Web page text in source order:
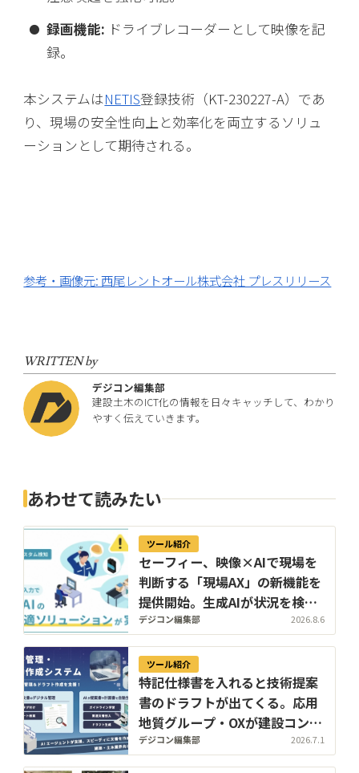
録画機能: ドライブレコーダーとして映像を記
録。
本システムはNETIS登録技術（KT-230227-A）であ
り、現場の安全性向上と効率化を両立するソリュ
ーションとして期待される。
参考・画像元: 西尾レントオール株式会社 プレスリリース
WRITTEN by
デジコン編集部
建設土木のICT化の情報を日々キャッチして、わかり
やすく伝えていきます。
あわせて読みたい
ツール紹介
セーフィー、映像×AIで現場を
判断する「現場AX」の新機能を
提供開始。生成AIが状況を検知
し、過去映像もテキストで検索
デジコン編集部 2026.8.6
ツール紹介
特記仕様書を入れると技術提案
書のドラフトが出てくる。応用
地質グループ・OXが建設コンサ
ル向けAI文書管理・作成支援機
能を提供開始
デジコン編集部 2026.7.1